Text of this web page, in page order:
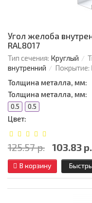
Угол желоба
RAL8017
Тип сечения: Круглый
внутренний
Покрытие:
Толщина металла, мм:
Толщина металла, мм:
0.5 0.5
Цвет:
125.57 р. 103.83 р.
В корзину